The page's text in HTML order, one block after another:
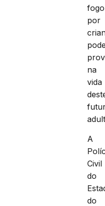
fogo
por
na
vida
A
Civil
do
do